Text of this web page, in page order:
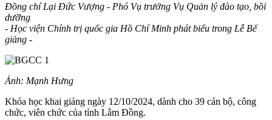
Đồng chí Lại Đức Vượng - Phó Vụ trưởng Vụ Quản lý đào tạo, bồi
dưỡng
- Học viện Chính trị quốc gia Hồ Chí Minh phát biểu trong Lễ Bế
giảng -
Ảnh: Mạnh Hưng
Khóa học khai giảng ngày 12/10/2024, dành cho 39 cán bộ, công
chức, viên chức của tỉnh Lâm Đồng.